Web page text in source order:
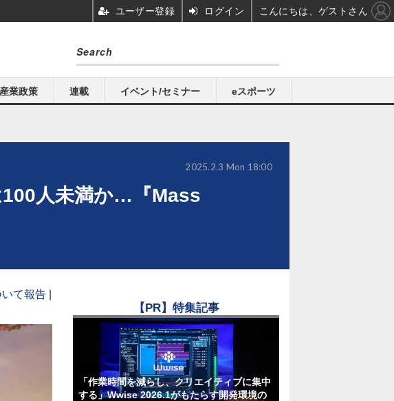
産業政策 連載 イベント/セミナー eスポーツ
100人未満か…『Mass
2025.2.3 Mon 18:00
て報告 |
【PR】特集記事
「作業時間を減らし、クリエイティブに集中
する」Wwise 2026.1がもたらす開発環境の
ユーザー登録 ログイン こんにちは、ゲストさん